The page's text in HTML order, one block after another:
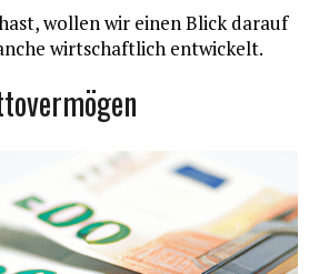
wollen wir einen Blick darauf
wirtschaftlich entwickelt.